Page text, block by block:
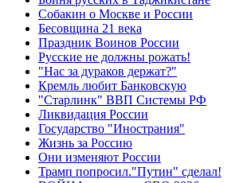
Собакин о Москве и России
Бесовщина 21 века
Праздник Воинов России
Русские не должны рожать!
"Нас за дураков держат?"
Кремль любит Банковскую
"Старлинк" ВВП Системы РФ
Ликвидация России
Государство "Инострания"
Жизнь за Россию
Они изменяют России
Трамп попросил."Путин" сделал!